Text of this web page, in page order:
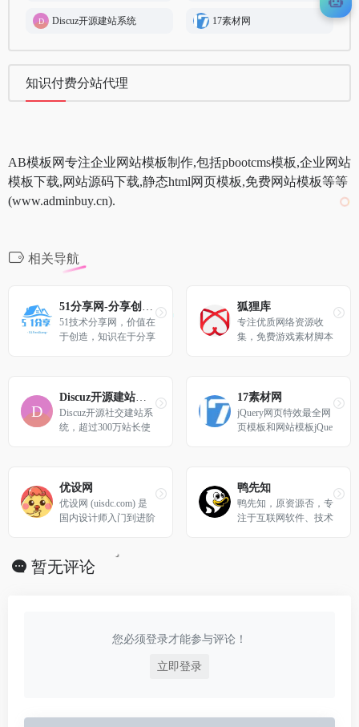
Discuz开源建站系统 17素材网
知识付费分站代理
AB模板网专注企业网站模板制作,包括pbootcms模板,企业网站
模板下载,网站源码下载,静态html网页模板,免费网站模板等等
(www.adminbuy.cn).
相关导航
51技术分享网，价值在
于创造，知识在于分享
狐狸库
专注优质网络资源收
集，免费游戏素材脚本
Discuz开源社交建站系
统，超过300万站长使
应用。站长可以方便的
通过 Discuz! 搭建社区
论坛、知识付费网站、
序、APP、图片素材
站，游戏交流站，电商
17素材网
jQuery网页特效最全网
页模板和网站模板jQue
优设网
优设网 (uisdc.com) 是
国内设计师入门到进阶
丝过千万。专注前沿设
计趋势和设计方法论，
平面设计、网页设计、
电商设计、设计软件、
鸭先知
鸭先知，原资源否，专
注于互联网软件、技术
暂无评论
您必须登录才能参与评论！
立即登录